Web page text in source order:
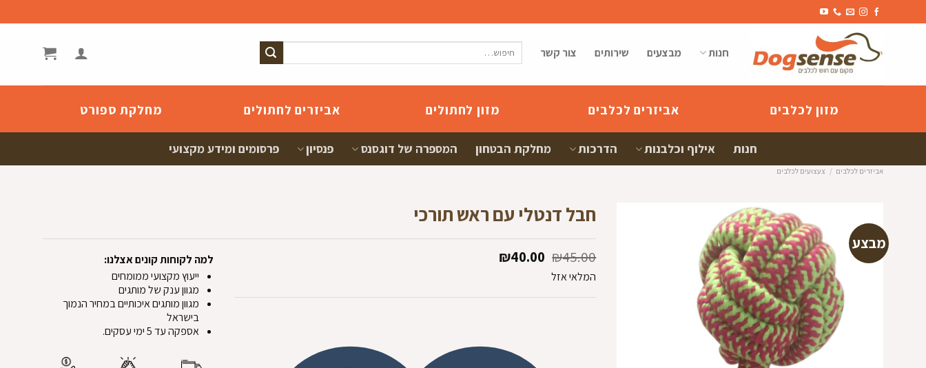
to
חנות מבצעים שירותים צור קשר
מזון לכלבים אביזרים לכלבים מזון לחתולים אביזרים לחתולים מחלקת ספורט
חנות אילוף וכלבנות הדרכות מחלקת הבטחון המספרה של דוגסנס פנסיון פרסומים ומידע מקצועי
אביזרים לכלבים / צעצועים לכלבים
מבצע
חבל דנטלי עם ראש תורכי
₪45.00 המחיר
₪45.00.
₪40.00 המחיר
₪40.00.
המלאי אזל
למה לקוחות קונים אצלנו:
ייעוץ מקצועי ממומחים
מגוון ענק של מותגים
מגוון מותגים איכותיים במחיר הנמוך
בישראל
אספקה עד 5 ימי עסקים.